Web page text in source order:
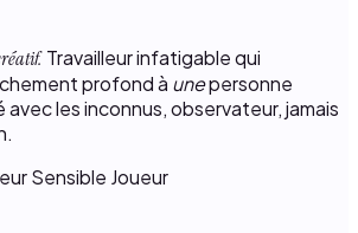
Travailleur infatigable qui
profond à unepersonne
les inconnus, observateur, jamais
Sensible Joueur